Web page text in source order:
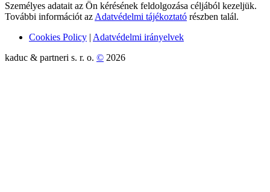
Személyes adatait az Ön kérésének feldolgozása céljából kezeljük.
További információt azAdatvédelmi tájékoztató részben talál.
Cookies Policy | Adatvédelmi irányelvek
kaduc & partneri s. r. o. © 2026